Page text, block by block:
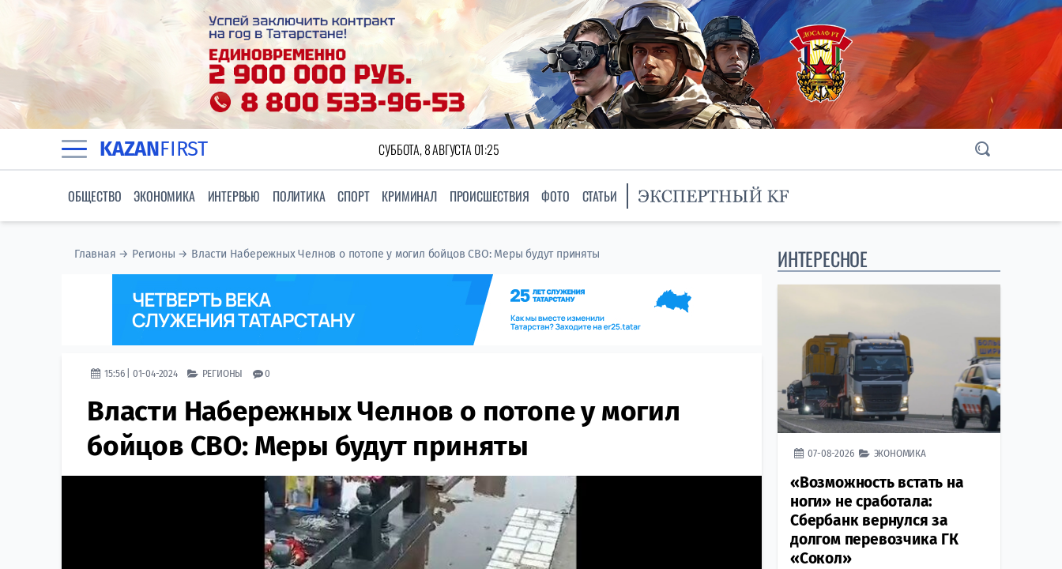
KAZANFIRST СУББОТА, 8 АВГУСТА 01:25
ОБЩЕСТВО ЭКОНОМИКА ИНТЕРВЬЮ ПОЛИТИКА СПОРТ КРИМИНАЛ ПРОИСШЕСТВИЯ ФОТО СТАТЬИ
Главная → Регионы → Власти Набережных Челнов о потопе у могил бойцов СВО: Меры будут приняты
15:56 | 01-04-2024 РЕГИОНЫ 0
Власти Набережных Челнов о потопе у могил
бойцов СВО: Меры будут приняты
ИНТЕРЕСНОЕ
07-08-2026 ЭКОНОМИКА
«Возможность встать на
ноги» не сработала:
Сбербанк вернулся за
долгом перевозчика ГК
«Сокол»